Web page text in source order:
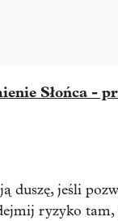
Słońca -
duszę, jeśli
ryzyko tam,